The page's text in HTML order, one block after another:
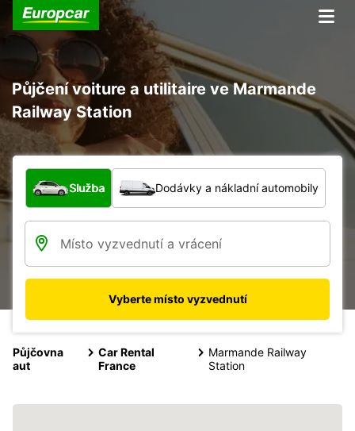
Půjčení voiture a utilitaire ve Marmande
Railway Station
Jaký typ vozidla?
Služba Dodávky a nákladní automobily
Vyberte místo vyzvednutí
Půjčovna
aut
Car Rental
France
Marmande Railway
Station